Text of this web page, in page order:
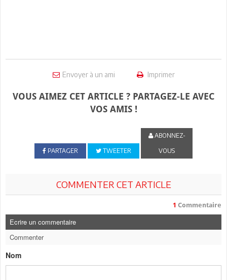
Envoyer à un ami Imprimer
VOUS AIMEZ CET ARTICLE ? PARTAGEZ-LE AVEC
VOS AMIS !
PARTAGER TWEETER
ABONNEZ-
VOUS
COMMENTER CET ARTICLE
1 Commentaire
Ecrire un commentaire
Commenter
Nom